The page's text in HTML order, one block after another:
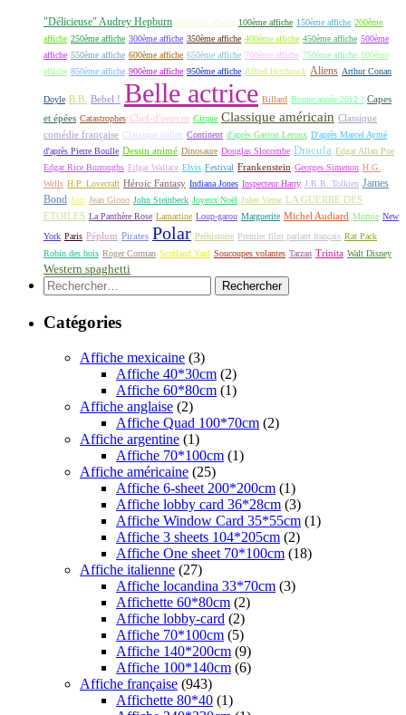
"Délicieuse" Audrey Hepburn 1000ème affiche 100ème affiche 150ème affiche 200ème
affiche 250ème affiche 300ème affiche 350ème affiche 400ème affiche 450ème affiche 500ème
affiche 550ème affiche 600ème affiche 650ème affiche 700ème affiche 750ème affiche 800ème
affiche 850ème affiche 900ème affiche 950ème affiche Alfred Hitchcock Aliens Arthur Conan
Doyle B.B. Bebel ! Belle actrice Billard Bonne année 2012 ! Capes
et épées Catastrophes Chef-d'oeuvre Cirque Classique américain Classique
comédie française Classique italien Continent d'après Gaston Leroux D'après Marcel Aymé
d'après Pierre Boulle Dessin animé Dinosaure Douglas Slocombe Dracula Edgar Allan Poe
Edgar Rice Burroughs Edgar Wallace Elvis Festival Frankenstein Georges Simenon H.G.
Wells H.P. Lovecraft Héroic Fantasy Indiana Jones Inspecteur Harry J.R.R. Tolkien James
Bond Jazz Jean Giono John Steinbeck Joyeux Noël Jules Verne LA GUERRE DES
ETOILES La Panthère Rose Lamartine Loup-garou Marguerite Michel Audiard Momie New
York Paris Péplum Pirates Polar Préhistoire Premier film parlant français Rat Pack
Robin des bois Roger Corman Scotland Yard Soucoupes volantes Tarzan Trinita Walt Disney
Western spaghetti
Rechercher :
Catégories
Affiche mexicaine (3)
Affiche 40*30cm (2)
Affiche 60*80cm (1)
Affiche anglaise (2)
Affiche Quad 100*70cm (2)
Affiche argentine (1)
Affiche 70*100cm (1)
Affiche américaine (25)
Affiche 6-sheet 200*200cm (1)
Affiche lobby card 36*28cm (3)
Affiche Window Card 35*55cm (1)
Affiche 3 sheets 104*205cm (2)
Affiche One sheet 70*100cm (18)
Affiche italienne (27)
Affiche locandina 33*70cm (3)
Affichette 60*80cm (2)
Affiche lobby-card (2)
Affiche 70*100cm (5)
Affiche 140*200cm (9)
Affiche 100*140cm (6)
Affiche française (943)
Affichette 80*40 (1)